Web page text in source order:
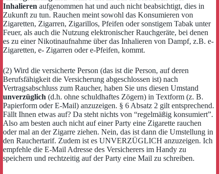
Inhalieren aufgenommen hat und auch nicht beabsichtigt, dies in
Zukunft zu tun. Rauchen meint sowohl das Konsumieren von
Zigaretten, Zigarren, Zigarillos, Pfeifen oder sonstigem Tabak unter
Feuer, als auch die Nutzung elektronischer Rauchgeräte, bei denen
es zu einer Nikotinaufnahme über das Inhalieren von Dampf, z.B. e-
Zigaretten, e- Zigarren oder e-Pfeifen, kommt.
(2) Wird die versicherte Person (das ist die Person, auf deren
Berufsfähigkeit die Versicherung abgeschlossen ist) nach
Vertragsabschluss zum Raucher, haben Sie uns diesen Umstand
unverzüglich (d.h. ohne schuldhaftes Zögern) in Textform (z. B.
Papierform oder E-Mail) anzuzeigen. § 6 Absatz 2 gilt entsprechend.
Fällt Ihnen etwas auf? Da steht nichts von “regelmäßig konsumiert”.
Also am besten auch nicht auf einer Party eine Zigarette rauchen
oder mal an der Zigarre ziehen. Nein, das ist dann die Umstellung in
den Rauchertarif. Zudem ist es UNVERZÜGLICH anzuzeigen. Ich
empfehle die E-Mail Adresse des Versicherers im Handy zu
speichern und rechtzeitig auf der Party eine Mail zu schreiben.